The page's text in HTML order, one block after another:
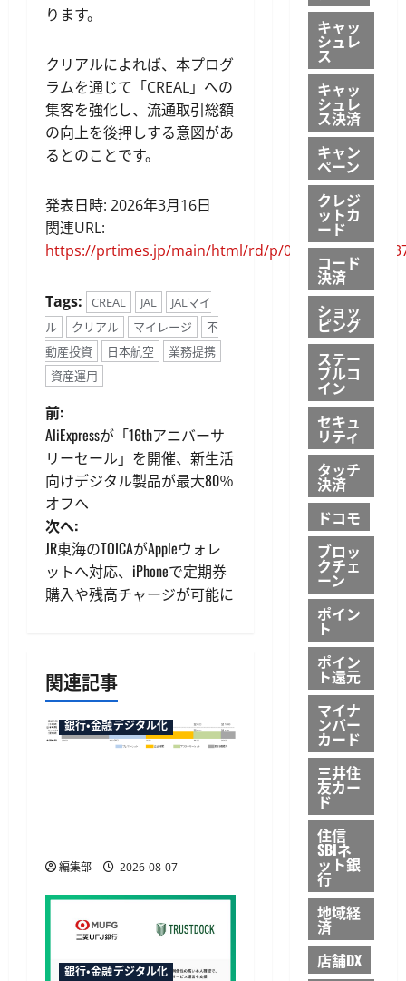
ります。
クリアルによれば、本プログ
ラムを通じて「CREAL」への
集客を強化し、流通取引総額
の向上を後押しする意図があ
るとのことです。
発表日時: 2026年3月16日
関連URL:
https://prtimes.jp/main/html/rd/p/
Tags: CREAL JAL
JALマイ
ル
クリアル マイレージ
不
動産投資
日本航空
業務提携
資産運用
投
稿
ナ
ビ
ゲ
ー
ョ
ン
前:
AliExpressが「16thアニバーサ
リーセール」を開催、新生活
向けデジタル製品が最大80％
オフへ
次へ:
JR東海のTOICAがAppleウォレ
ットへ対応、iPhoneで定期券
購入や残高チャージが可能に
関連記事
銀行・金融デジタル化
編集部 2026-08-07
銀行・金融デジタル化
キャッ
シュレ
ス
キャッ
シュレ
ス決済
キャン
ペーン
クレジ
ットカ
ード
コード
決済
ショッ
ピング
ステー
ブルコ
イン
セキュ
リティ
タッチ
決済
ドコモ
ブロッ
クチェ
ーン
ポイン
ト
ポイン
ト還元
マイナ
ンバー
カード
三井住
友カー
ド
住信
SBIネ
ット銀
行
地域経
済
店舗DX